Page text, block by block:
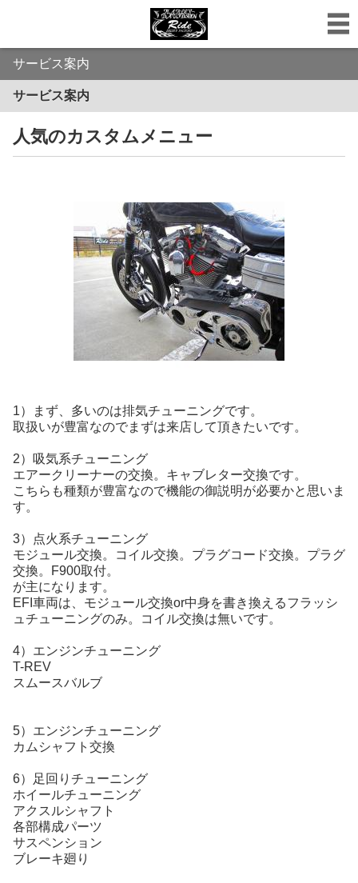
サービス案内
サービス案内
人気のカスタムメニュー
1）まず、多いのは排気チューニングです。
取扱いが豊富なのでまずは来店して頂きたいです。
2）吸気系チューニング
エアークリーナーの交換。キャブレター交換です。
こちらも種類が豊富なので機能の御説明が必要かと思いま
す。
3）点火系チューニング
モジュール交換。コイル交換。プラグコード交換。プラグ
交換。F900取付。
が主になります。
EFI車両は、モジュール交換or中身を書き換えるフラッシ
ュチューニングのみ。コイル交換は無いです。
4）エンジンチューニング
T-REV
スムースバルブ
5）エンジンチューニング
カムシャフト交換
6）足回りチューニング
ホイールチューニング
アクスルシャフト
各部構成パーツ
サスペンション
ブレーキ廻り